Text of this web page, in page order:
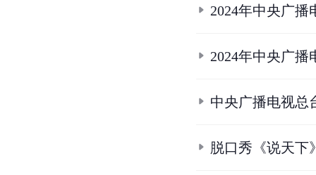
2024年中央广
2024年中央广
中央广播电视总
脱口秀《说天下